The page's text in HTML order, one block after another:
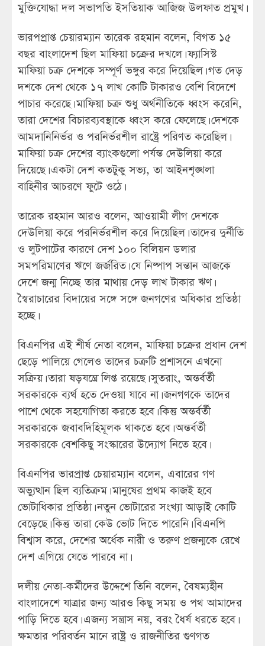
মুক্তিযোদ্ধা দল সভাপতি ইসতিয়াক আজিজ উলফাত প্রমুখ।
ভারপপ্রাপ্ত চেয়ারম্যান তারেক রহমান বলেন, বিগত ১৫
বছর বাংলাদেশ ছিল মাফিয়া চক্রের দখলে। ফ্যাসিস্ট
মাফিয়া চক্র দেশকে সম্পূর্ণ ভঙ্গুর করে দিয়েছিল। গত দেড়
দশকে দেশ থেকে ১৭ লাখ কোটি টাকারও বেশি বিদেশে
পাচার করেছে। মাফিয়া চক্র শুধু অর্থনীতিকে ধ্বংস করেনি,
তারা দেশের বিচারব্যবস্থাকে ধ্বংস করে ফেলেছে। দেশকে
আমদানিনির্ভর ও পরনির্ভরশীল রাষ্ট্রে পরিণত করেছিল।
মাফিয়া চক্র দেশের ব্যাংকগুলো পর্যন্ত দেউলিয়া করে
দিয়েছে। একটা দেশ কতটুকু সভ্য, তা আইনশৃঙ্খলা
বাহিনীর আচরণে ফুটে ওঠে।
তারেক রহমান আরও বলেন, আওয়ামী লীগ দেশকে
দেউলিয়া করে পরনির্ভরশীল করে দিয়েছিল। তাদের দুর্নীতি
ও লুটপাটের কারণে দেশ ১০০ বিলিয়ন ডলার
সমপরিমাণের ঋণে জর্জরিত। যে নিষ্পাপ সন্তান আজকে
দেশে জন্ম নিচ্ছে তার মাথায় দেড় লাখ টাকার ঋণ।
স্বৈরাচারের বিদায়ের সঙ্গে সঙ্গে জনগণের অধিকার প্রতিষ্ঠা
হচ্ছে।
বিএনপির এই শীর্ষ নেতা বলেন, মাফিয়া চক্রের প্রধান দেশ
ছেড়ে পালিয়ে গেলেও তাদের চক্রটি প্রশাসনে এখনো
সক্রিয়। তারা ষড়যন্ত্রে লিপ্ত রয়েছে। সুতরাং, অন্তর্বর্তী
সরকারকে ব্যর্থ হতে দেওয়া যাবে না। জনগণকে তাদের
পাশে থেকে সহযোগিতা করতে হবে। কিন্তু অন্তর্বর্তী
সরকারকে জবাবদিহিমূলক থাকতে হবে। অন্তর্বর্তী
সরকারকে বেশকিছু সংস্কারের উদ্যোগ নিতে হবে।
বিএনপির ভারপ্রাপ্ত চেয়ারম্যান বলেন, এবারের গণ
অভ্যুত্থান ছিল ব্যতিক্রম। মানুষের প্রথম কাজই হবে
ভোটাধিকার প্রতিষ্ঠা। নতুন ভোটারের সংখ্যা আড়াই কোটি
বেড়েছে। কিন্তু তারা কেউ ভোট দিতে পারেনি। বিএনপি
বিশ্বাস করে, দেশের অর্ধেক নারী ও তরুণ প্রজন্মকে রেখে
দেশ এগিয়ে যেতে পারবে না।
দলীয় নেতা-কর্মীদের উদ্দেশে তিনি বলেন, বৈষম্যহীন
বাংলাদেশে যাত্রার জন্য আরও কিছু সময় ও পথ আমাদের
পাড়ি দিতে হবে। এজন্য সন্ত্রাস নয়, বরং ধৈর্য ধরতে হবে।
ক্ষমতার পরিবর্তন মানে রাষ্ট্র ও রাজনীতির গুণগত